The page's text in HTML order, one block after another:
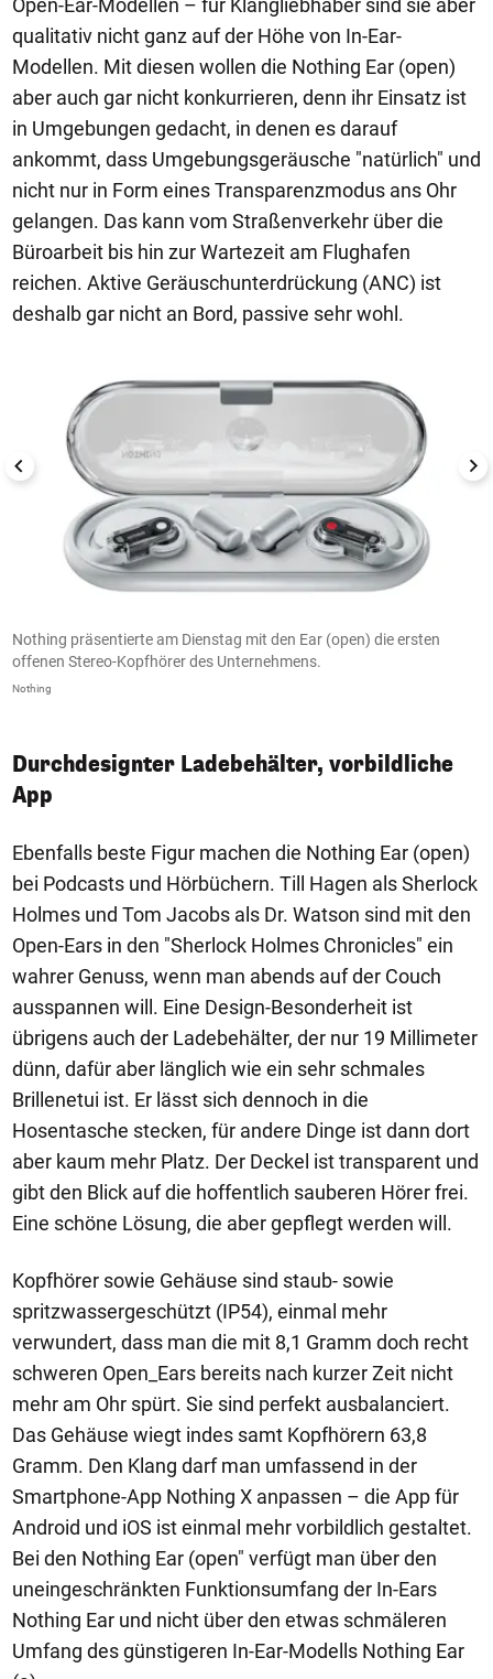
qualitativ nicht ganz auf der Höhe von In-Ear-
Modellen. Mit diesen wollen die Nothing Ear (open)
aber auch gar nicht konkurrieren, denn ihr Einsatz ist
in Umgebungen gedacht, in denen es darauf
ankommt, dass Umgebungsgeräusche "natürlich" und
nicht nur in Form eines Transparenzmodus ans Ohr
gelangen. Das kann vom Straßenverkehr über die
Büroarbeit bis hin zur Wartezeit am Flughafen
reichen. Aktive Geräuschunterdrückung (ANC) ist
deshalb gar nicht an Bord, passive sehr wohl.
1/10
Nothing präsentierte am Dienstag mit den Ear (open) die ersten
offenen Stereo-Kopfhörer des Unternehmens.
Nothing
Durchdesignter Ladebehälter, vorbildliche
App
Ebenfalls beste Figur machen die Nothing Ear (open)
bei Podcasts und Hörbüchern. Till Hagen als Sherlock
Holmes und Tom Jacobs als Dr. Watson sind mit den
Open-Ears in den "Sherlock Holmes Chronicles" ein
wahrer Genuss, wenn man abends auf der Couch
ausspannen will. Eine Design-Besonderheit ist
übrigens auch der Ladebehälter, der nur 19 Millimeter
dünn, dafür aber länglich wie ein sehr schmales
Brillenetui ist. Er lässt sich dennoch in die
Hosentasche stecken, für andere Dinge ist dann dort
aber kaum mehr Platz. Der Deckel ist transparent und
gibt den Blick auf die hoffentlich sauberen Hörer frei.
Eine schöne Lösung, die aber gepflegt werden will.
Kopfhörer sowie Gehäuse sind staub- sowie
spritzwassergeschützt (IP54), einmal mehr
verwundert, dass man die mit 8,1 Gramm doch recht
schweren Open_Ears bereits nach kurzer Zeit nicht
mehr am Ohr spürt. Sie sind perfekt ausbalanciert.
Das Gehäuse wiegt indes samt Kopfhörern 63,8
Gramm. Den Klang darf man umfassend in der
Smartphone-App Nothing X anpassen – die App für
Android und iOS ist einmal mehr vorbildlich gestaltet.
Bei den Nothing Ear (open" verfügt man über den
uneingeschränkten Funktionsumfang der In-Ears
Nothing Ear und nicht über den etwas schmäleren
Umfang des günstigeren In-Ear-Modells Nothing Ear